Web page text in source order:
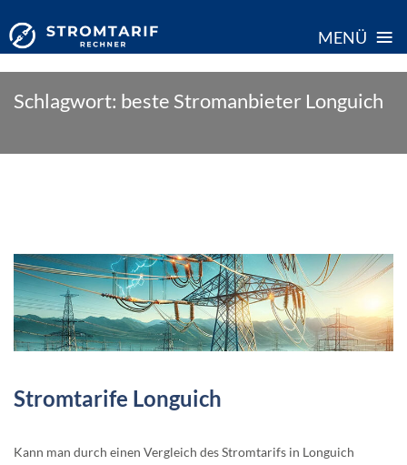
MENÜ ≡
Schlagwort: beste Stromanbieter Longuich
Stromtarife Longuich
Kann man durch einen Vergleich des Stromtarifs in Longuich